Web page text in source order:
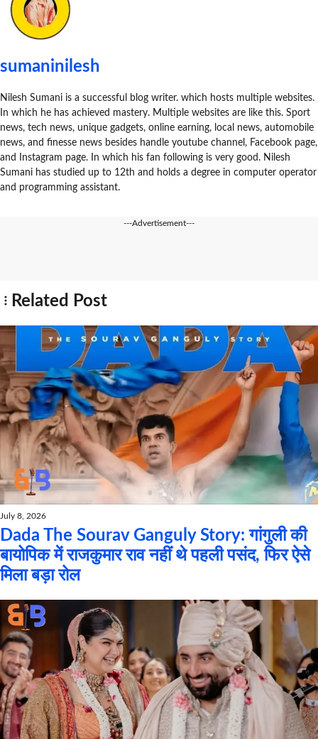
sumaninilesh
Nilesh Sumani is a successful blog writer. which hosts multiple websites.
In which he has achieved mastery. Multiple websites are like this. Sport
news, tech news, unique gadgets, online earning, local news, automobile
news, and finesse news besides handle youtube channel, Facebook page,
and Instagram page. In which his fan following is very good. Nilesh
Sumani has studied up to 12th and holds a degree in computer operator
and programming assistant.
---Advertisement---
Related Post
July 8, 2026
Dada The Sourav Ganguly Story: गांगुली की
बायोपिक में राजकुमार राव नहीं थे पहली पसंद, फिर ऐसे
मिला बड़ा रोल